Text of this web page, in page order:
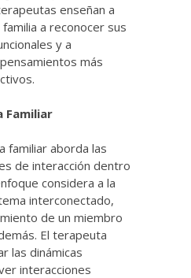
enseñan a
a reconocer sus
y a
más
Familiar
familiar aborda las
de interacción dentro
considera a la
interconectado,
de un miembro
El terapeuta
las dinámicas
interacciones